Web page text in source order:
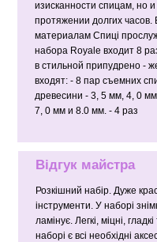
изисканности спицам, но
протяжении долгих
материалам Спиці
набора Royale входит 8
в стильной припудрено -
входят: - 8 пар съемних
древесини - 3, 5 мм, 4, 0
7, 0 мм и 8.0 мм. - 4 раз
Відгук майстра
Розкішний набір. Дуже
інструменти. У наборі
ламінує. Легкі, міцні,
наборі є всі необхідні